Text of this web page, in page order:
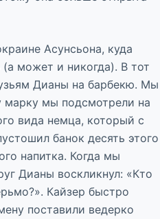
Асунсьона, куда
может и никогда). В тот
Дианы на барбекю. Мы
марку мы подсмотрели на
вида немца, который с
банок десять этого
напитка. Когда мы
Дианы воскликнул: «Кто
Кайзер быстро
поставили ведерко